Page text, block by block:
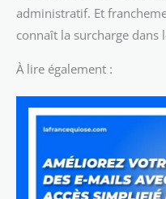
administratif. Et
connaît la surcharge dans
À lire également :